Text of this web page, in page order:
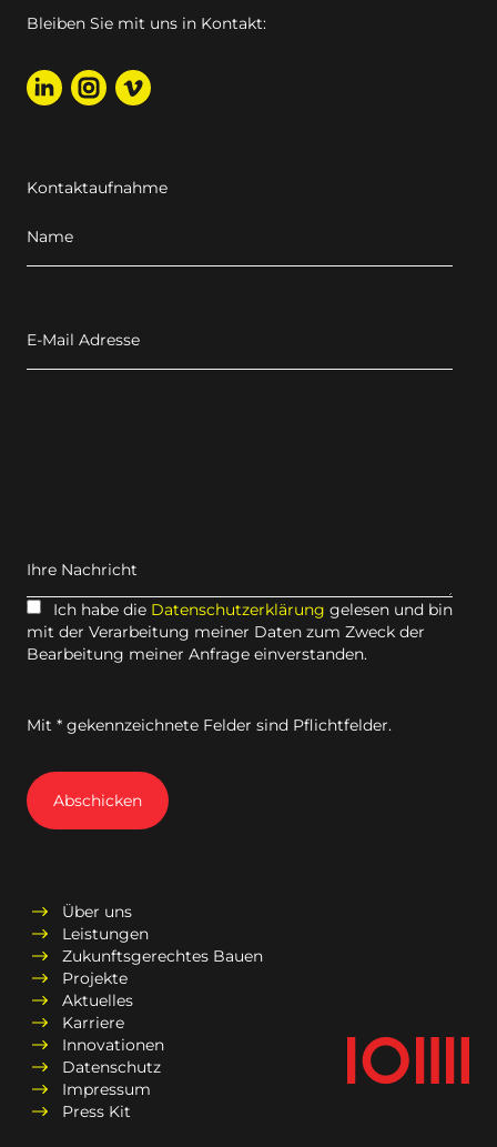
Bleiben Sie mit uns in Kontakt:
Kontaktaufnahme
Name
E-Mail Adresse
Ihre Nachricht
Ich habe die Datenschutzerklärung gelesen und bin
mit der Verarbeitung meiner Daten zum Zweck der
Bearbeitung meiner Anfrage einverstanden.
Mit * gekennzeichnete Felder sind Pflichtfelder.
Abschicken
Über uns
Leistungen
Zukunftsgerechtes Bauen
Projekte
Aktuelles
Karriere
Innovationen
Datenschutz
Impressum
Press Kit